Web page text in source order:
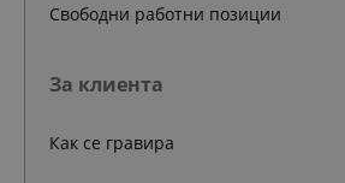
Свободни работни позиции
За клиента
Как се гравира